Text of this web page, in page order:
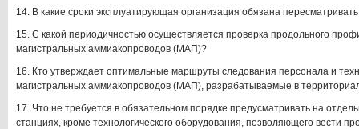
14. В какие сроки эксплуатирующая организация обязана
15. С какой периодичностью осуществляется проверка продольного
магистральных аммиакопроводов (МАП)?
16. Кто утверждает оптимальные маршруты следования персонала и
магистральных аммиакопроводов (МАП), разрабатываемые в
17. Что не требуется в обязательном порядке предусматривать на
станциях, кроме технологического оборудования, позволяющего вести